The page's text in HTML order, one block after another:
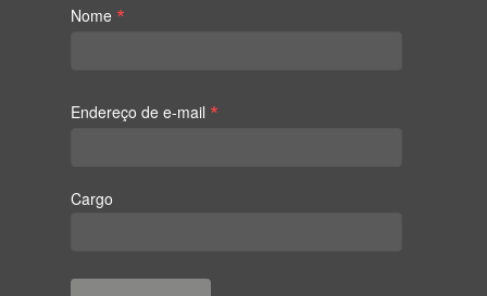
Nome *
Endereço de e-mail *
Cargo